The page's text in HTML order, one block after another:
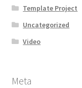
Template Project
Uncategorized
Video
Meta